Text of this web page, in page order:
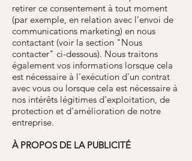
retirer ce consentement à tout moment
(par exemple, en relation avec l’envoi de
communications marketing) en nous
contactant (voir la section "Nous
contacter" ci-dessous). Nous traitons
également vos informations lorsque cela
est nécessaire à l'exécution d'un contrat
avec vous ou lorsque cela est nécessaire à
nos intérêts légitimes d'exploitation, de
protection et d'amélioration de notre
entreprise.
À PROPOS DE LA PUBLICITÉ